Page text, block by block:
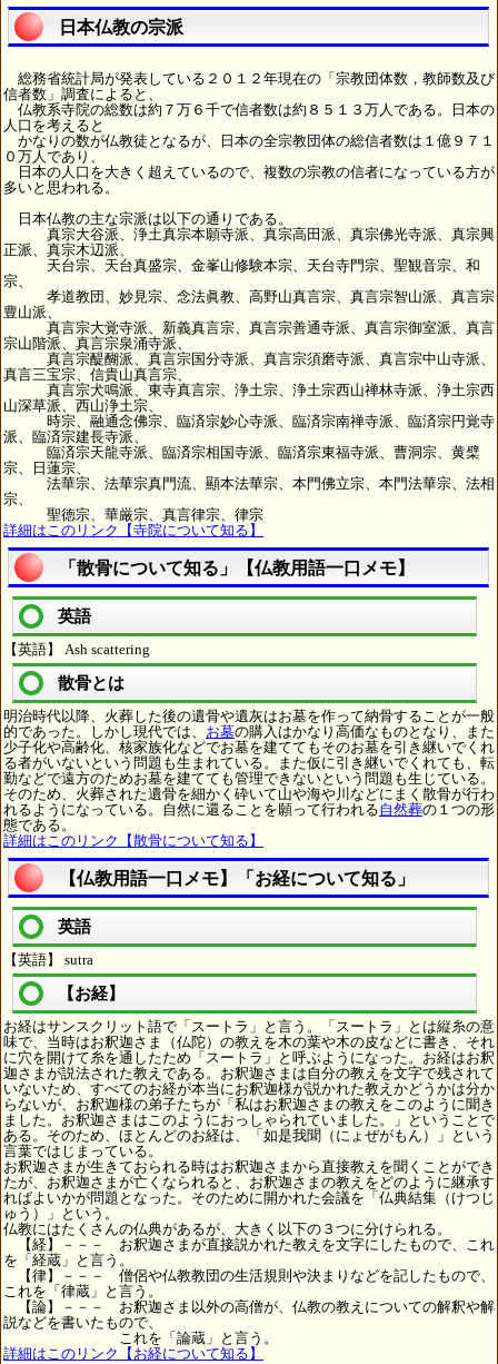
日本仏教の宗派
総務省統計局が発表している２０１２年現在の「宗教団体数，教師数及び
信者数」調査によると、
仏教系寺院の総数は約７万６千で信者数は約８５１３万人である。日本の
人口を考えると
かなりの数が仏教徒となるが、日本の全宗教団体の総信者数は１億９７１
０万人であり、
日本の人口を大きく超えているので、複数の宗教の信者になっている方が
多いと思われる。
日本仏教の主な宗派は以下の通りである。
真宗大谷派、浄土真宗本願寺派、真宗高田派、真宗佛光寺派、真宗興
正派、真宗木辺派、
天台宗、天台真盛宗、金峯山修験本宗、天台寺門宗、聖観音宗、和
宗、
孝道教団、妙見宗、念法眞教、高野山真言宗、真言宗智山派、真言宗
豊山派、
真言宗大覚寺派、新義真言宗、真言宗善通寺派、真言宗御室派、真言
宗山階派、真言宗泉涌寺派、
真言宗醍醐派、真言宗国分寺派、真言宗須磨寺派、真言宗中山寺派、
真言三宝宗、信貴山真言宗、
真言宗犬鳴派、東寺真言宗、浄土宗、浄土宗西山禅林寺派、浄土宗西
山深草派、西山浄土宗、
時宗、融通念佛宗、臨済宗妙心寺派、臨済宗南禅寺派、臨済宗円覚寺
派、臨済宗建長寺派、
臨済宗天龍寺派、臨済宗相国寺派、臨済宗東福寺派、曹洞宗、黄檗
宗、日蓮宗、
法華宗、法華宗真門流、顯本法華宗、本門佛立宗、本門法華宗、法相
宗、
聖徳宗、華厳宗、真言律宗、律宗
詳細はこのリンク【寺院について知る】
「散骨について知る」【仏教用語一口メモ】
英語
【英語】 Ash scattering
散骨とは
明治時代以降、火葬した後の遺骨や遺灰はお墓を作って納骨することが一般
的であった。しかし現代では、 お墓の購入はかなり高価なものとなり、また
少子化や高齢化、核家族化などでお墓を建ててもそのお墓を引き継いでくれ
る者がいないという問題も生まれている。また仮に引き継いでくれても、転
勤などで遠方のためお墓を建てても管理できないという問題も生じている。
そのため、火葬された遺骨を細かく砕いて山や海や川などにまく散骨が行わ
れるようになっている。自然に還ることを願って行われる自然葬の１つの形
態である。
詳細はこのリンク【散骨について知る】
【仏教用語一口メモ】「お経について知る」
英語
【英語】 sutra
【お経】
お経はサンスクリット語で「スートラ」と言う。「スートラ」とは縦糸の意
味で、当時はお釈迦さま（仏陀）の教えを木の葉や木の皮などに書き、それ
に穴を開けて糸を通したため「スートラ」と呼ぶようになった。お経はお釈
迦さまが説法された教えである。お釈迦さまは自分の教えを文字で残されて
いないため、すべてのお経が本当にお釈迦様が説かれた教えかどうかは分か
らないが、お釈迦様の弟子たちが「私はお釈迦さまの教えをこのように聞き
ました。お釈迦さまはこのようにおっしゃられていました。」ということで
ある。そのため、ほとんどのお経は、「如是我聞（にょぜがもん）」という
言葉ではじまっている。
お釈迦さまが生きておられる時はお釈迦さまから直接教えを聞くことができ
たが、お釈迦さまが亡くなられると、お釈迦さまの教えをどのように継承す
ればよいかが問題となった。そのために開かれた会議を「仏典結集（けつじ
ゅう）」という。
仏教にはたくさんの仏典があるが、大きく以下の３つに分けられる。
【経】－－－ お釈迦さまが直接説かれた教えを文字にしたもので、これ
を「経蔵」と言う。
【律】－－－ 僧侶や仏教教団の生活規則や決まりなどを記したもので、
これを「律蔵」と言う。
【論】－－－ お釈迦さま以外の高僧が、仏教の教えについての解釈や解
説などを書いたもので、
これを「論蔵」と言う。
詳細はこのリンク【お経について知る】